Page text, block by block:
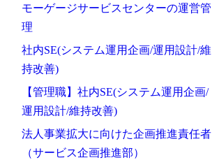
モーゲージサービスセンターの運営管
理
社内SE(システム運用企画/運用設計/維
持改善)
【管理職】社内SE(システム運用企画/
運用設計/維持改善)
法人事業拡大に向けた企画推進責任者
（サービス企画推進部）